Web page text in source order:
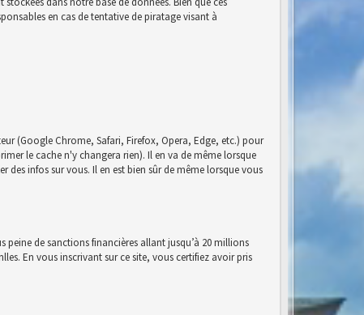
en cas de tentative de piratage visant à
(Google Chrome, Safari, Firefox, Opera, Edge, etc.) pour
le cache n'y changera rien). Il en va de même lorsque
infos sur vous. Il en est bien sûr de même lorsque vous
peine de sanctions financières allant jusqu’à 20 millions
En vous inscrivant sur ce site, vous certifiez avoir pris